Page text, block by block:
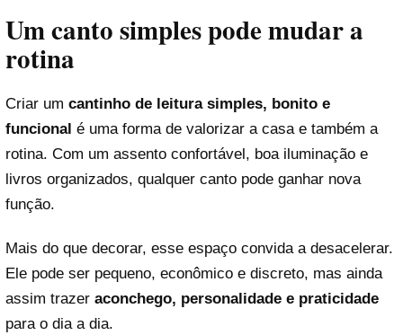
Um canto simples pode mudar a
rotina
Criar um cantinho de leitura simples, bonito e
funcional é uma forma de valorizar a casa e também a
rotina. Com um assento confortável, boa iluminação e
livros organizados, qualquer canto pode ganhar nova
função.
Mais do que decorar, esse espaço convida a desacelerar.
Ele pode ser pequeno, econômico e discreto, mas ainda
assim trazer aconchego, personalidade e praticidade
para o dia a dia.